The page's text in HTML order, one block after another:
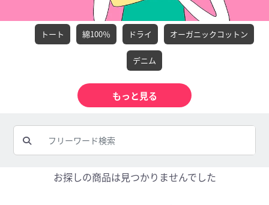
トート 綿100％ ドライ オーガニックコットン
デニム
お探しの商品は見つかりませんでした